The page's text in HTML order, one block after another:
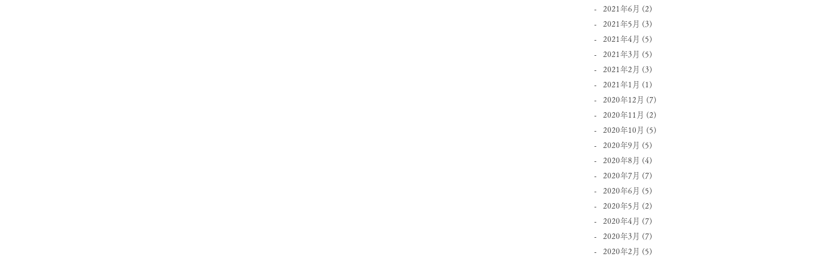
2021年6月 (2)
2021年5月 (3)
2021年4月 (5)
2021年3月 (5)
2021年2月 (3)
2021年1月 (1)
2020年12月 (7)
2020年11月 (2)
2020年10月 (5)
2020年9月 (5)
2020年8月 (4)
2020年7月 (7)
2020年6月 (5)
2020年5月 (2)
2020年4月 (7)
2020年3月 (7)
2020年2月 (5)